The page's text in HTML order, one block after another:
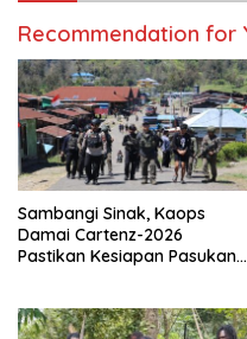
Recommendation for
Sambangi Sinak, Kaops
Damai Cartenz-2026
Pastikan Kesiapan Pasukan